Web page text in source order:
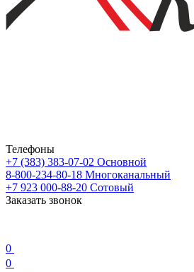
Телефоны
+7 (383) 383-07-02 Основной
8-800-234-80-18 Многоканальный
+7 923 000-88-20 Сотовый
Заказать звонок
0
0